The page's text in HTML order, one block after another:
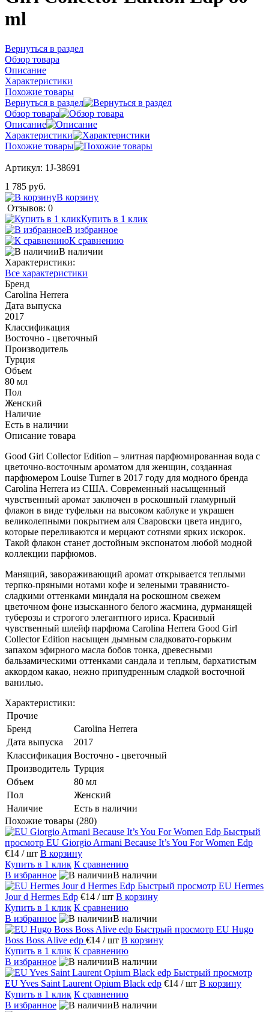
ml
Вернуться в раздел
Обзор товара
Описание
Характеристики
Похожие товары
Вернуться в раздел
Обзор товара
Описание
Характеристики
Похожие товары
Артикул: 1J-38691
1 785 руб.
В корзину
Отзывов: 0
Купить в 1 клик
В избранное
К сравнению
В наличии
Характеристики:
Все характеристики
Бренд
Carolina Herrera
Дата выпуска
2017
Классификация
Восточно - цветочный
Производитель
Турция
Объем
80 мл
Пол
Женский
Наличие
Есть в наличии
Описание товара
Good Girl Collector Edition – элитная парфюмированная вода с
цветочно-восточным ароматом для женщин, созданная
парфюмером Louise Turner в 2017 году для модного бренда
Carolina Herrera из США. Современный насыщенный
чувственный аромат заключен в роскошный гламурный
флакон в виде туфельки на высоком каблуке и украшен
великолепными покрытием аля Сваровски цвета индиго,
которые переливаются и мерцают сотнями ярких искорок.
Такой флакон станет достойным экспонатом любой модной
коллекции парфюмов.
Манящий, завораживающий аромат открывается теплыми
терпко-пряными нотами кофе и зелеными травянисто-
сладкими оттенками миндаля на роскошном свежем
цветочном фоне изысканного белого жасмина, дурманящей
туберозы и строгого элегантного ириса. Красивый
чувственный шлейф парфюма Carolina Herrera Good Girl
Collector Edition насыщен дымным сладковато-горьким
запахом эфирного масла бобов тонка, древесными
бальзамическими оттенками сандала и теплым, бархатистым
аккордом какао, нежно припудренным сладкой восточной
ванилью.
Характеристики:
Прочие
Бренд
Carolina Herrera
Дата выпуска
2017
Классификация Восточно - цветочный
Производитель Турция
Объем
80 мл
Пол
Женский
Наличие
Есть в наличии
Похожие товары (280)
Быстрый
просмотр EU Giorgio Armani Because It’s You For Women Edp
€14 / шт В корзину
Купить в 1 клик К сравнению
В избранное
В наличии
Быстрый просмотр EU Hermes
Jour d Hermes Edp €14 / шт В корзину
Купить в 1 клик К сравнению
В избранное
В наличии
Быстрый просмотр EU Hugo
Boss Boss Alive edp €14 / шт В корзину
Купить в 1 клик К сравнению
В избранное
В наличии
Быстрый просмотр
EU Yves Saint Laurent Opium Black edp €14 / шт В корзину
Купить в 1 клик К сравнению
В избранное
В наличии